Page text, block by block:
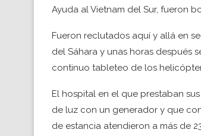
Ayuda al Vietnam del Sur, fueron
Fueron reclutados aquí y allá en
del Sáhara y unas horas después
continuo tableteo de los
El hospital en el que prestaban
de luz con un generador y que
de estancia atendieron a más de